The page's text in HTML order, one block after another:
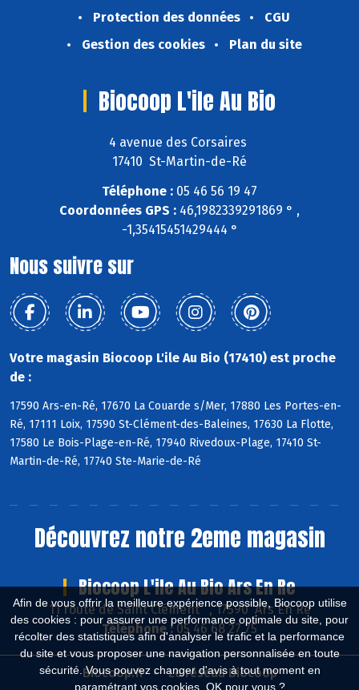
Afin de vous offrir la meilleure expérience possible, Biocoop utilise
des cookies : pour assurer une performance optimale du site, pour
récolter des statistiques afin d'analyser le trafic et la performance
du site et vous proposer une navigation personnalisée en toute
sécurité. Vous pouvez changer d'avis à tout moment en
paramétrant vos cookies. OK pour vous ?
Protection des données
CGU
Gestion des cookies
Plan du site
Biocoop L'ile Au Bio
4 avenue des Corsaires
17410 St-Martin-de-Ré
Téléphone : 05 46 56 19 47
Coordonnées GPS : 46,1982339291869 ° ,
-1,35415451429444 °
Nous suivre sur
Votre magasin Biocoop L'ile Au Bio (17410) est proche
de :
17590 Ars-en-Ré, 17670 La Couarde s/Mer, 17880 Les Portes-en-
Ré, 17111 Loix, 17590 St-Clément-des-Baleines, 17630 La Flotte,
17580 Le Bois-Plage-en-Ré, 17940 Rivedoux-Plage, 17410 St-
Martin-de-Ré, 17740 Ste-Marie-de-Ré
Découvrez notre 2eme magasin
Biocoop L'ile Au Bio Ars En Re
11 route de Saint Clément , 17590 Ars En Ré
Téléphone :05 46 68 27 75
Biocoop.fr
Le réseau Biocoop